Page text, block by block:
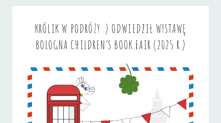
KRÓLIK W PODRÓŻY :) ODWIEDZIŁ WYSTAWĘ
BOLOGNA CHILDREN’S BOOK FAIR (2025 R.)